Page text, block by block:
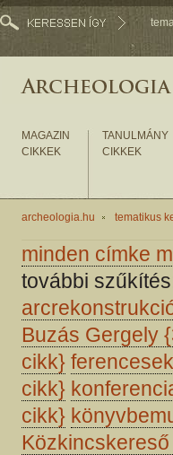
MAGAZIN
CIKKEK
TANULMÁNY
CIKKEK
archeologia.hu tematikus
minden címke
további
Buzás Gergely
cikk} ferencesek
cikk}
cikk}
Közkincskereső